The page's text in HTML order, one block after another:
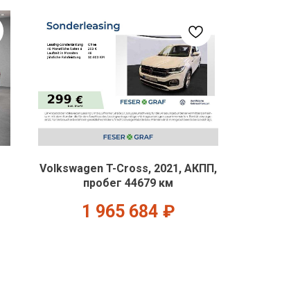
Volkswagen T-Cross, 2021, АКПП,
пробег 44679 км
1 965 684 ₽